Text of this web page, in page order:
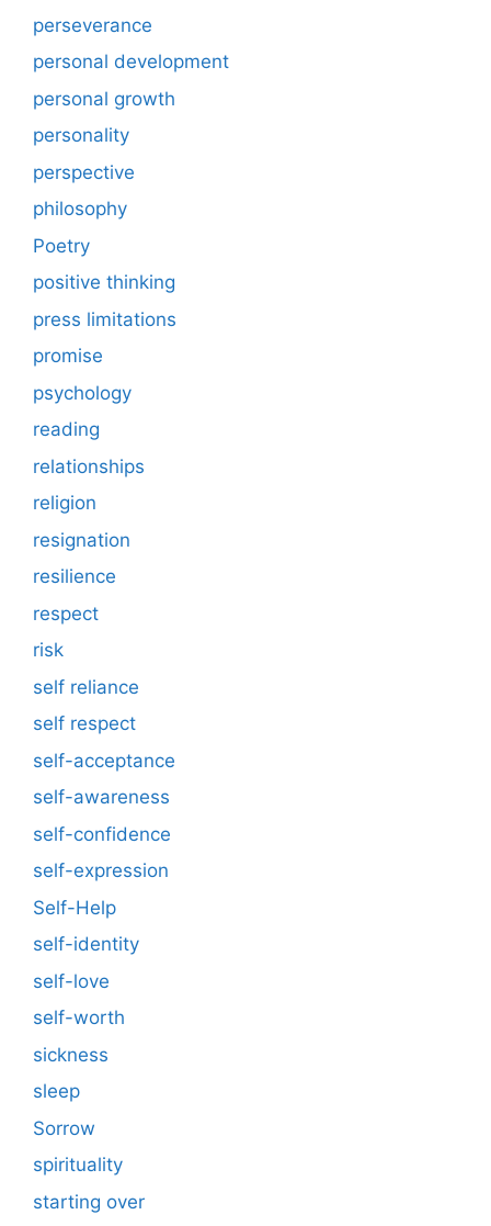
perseverance
personal development
personal growth
personality
perspective
philosophy
Poetry
positive thinking
press limitations
promise
psychology
reading
relationships
religion
resignation
resilience
respect
risk
self reliance
self respect
self-acceptance
self-awareness
self-confidence
self-expression
Self-Help
self-identity
self-love
self-worth
sickness
sleep
Sorrow
spirituality
starting over